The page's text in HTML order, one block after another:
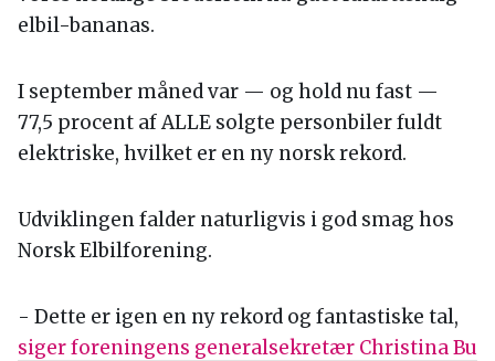
elbil-bananas.
I september måned var — og hold nu fast —
77,5 procent af ALLE solgte personbiler fuldt
elektriske, hvilket er en ny norsk rekord.
Udviklingen falder naturligvis i god smag hos
Norsk Elbilforening.
- Dette er igen en ny rekord og fantastiske tal,
siger foreningens generalsekretær Christina Bu